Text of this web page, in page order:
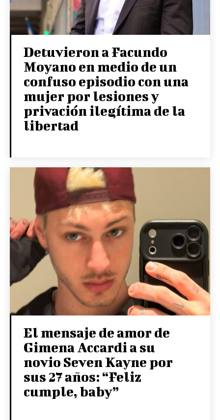
Detuvieron a Facundo
Moyano en medio de un
confuso episodio con una
mujer por lesiones y
privación ilegítima de la
libertad
El mensaje de amor de
Gimena Accardi a su
novio Seven Kayne por
sus 27 años: “Feliz
cumple, baby”